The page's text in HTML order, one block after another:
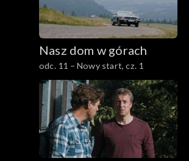
Nasz dom w górach
odc. 11 – Nowy start, cz. 1